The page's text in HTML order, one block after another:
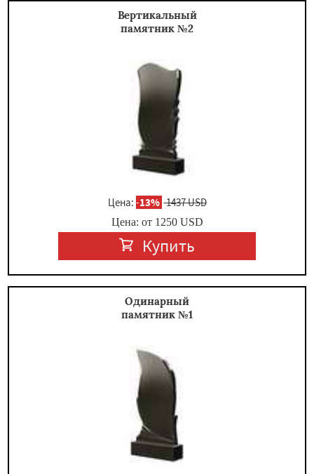
Вертикальный
памятник №2
Цена: -13% 1437 USD
Цена: от 1250USD
Купить
Одинарный
памятник №1
Даю согласие на обработку персональных данных